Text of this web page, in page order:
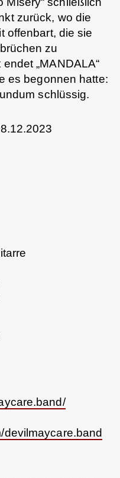
zurück, wo die
offenbart, die sie
zu
„MANDALA“
es begonnen hatte:
schlüssig.
devilmaycare.band